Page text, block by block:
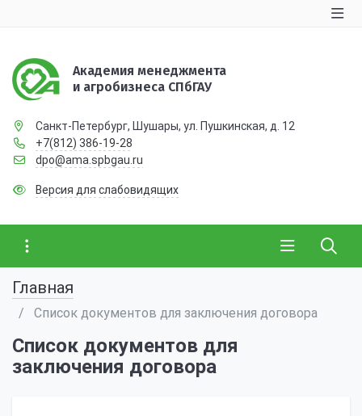
Академия менеджмента
и агробизнеса СПбГАУ
Санкт-Петербург, Шушары, ул. Пушкинская, д. 12
+7(812) 386-19-28
dpo@ama.spbgau.ru
Версия для слабовидящих
Главная
Список документов для заключения договора
Список документов для
заключения договора